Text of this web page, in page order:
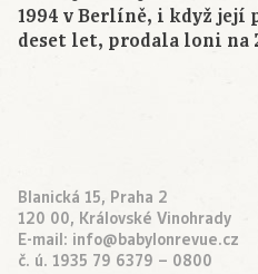
1994 v Berlíně, i když její
deset let, prodala loni na
Blanická 15, Praha 2
120 00, Královské Vinohrady
E-mail: info@babylonrevue.cz
č. ú. 1935 79 6379 – 0800